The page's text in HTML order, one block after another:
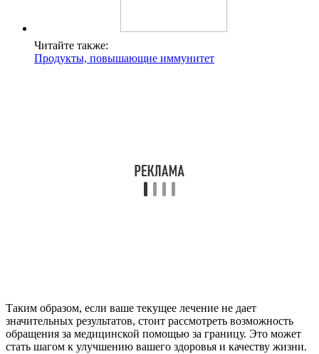
Читайте также:
Продукты, повышающие иммунитет
Таким образом, если ваше текущее лечение не дает
значительных результатов, стоит рассмотреть возможность
обращения за медицинской помощью за границу. Это может
стать шагом к улучшению вашего здоровья и качеству жизни.